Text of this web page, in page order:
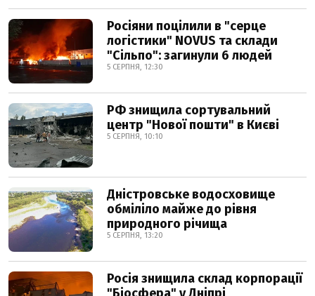
Росіяни поцілили в "серце
логістики" NOVUS та склади
"Сільпо": загинули 6 людей
5 СЕРПНЯ, 12:30
РФ знищила сортувальний
центр "Нової пошти" в Києві
5 СЕРПНЯ, 10:10
Дністровське водосховище
обміліло майже до рівня
природного річища
5 СЕРПНЯ, 13:20
Росія знищила склад корпорації